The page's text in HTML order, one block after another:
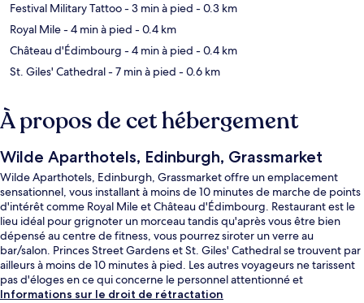
Festival Military Tattoo- 3 min à pied - 0.3 km
Royal Mile- 4 min à pied - 0.4 km
Château d'Édimbourg - 4 min à pied - 0.4 km
St. Giles' Cathedral- 7 min à pied - 0.6 km
À propos de cet hébergement
Wilde Aparthotels, Edinburgh, Grassmarket
Wilde Aparthotels, Edinburgh, Grassmarket offre un emplacement
sensationnel, vous installant à moins de 10 minutes de marche de points
d'intérêt comme Royal Mile et Château d'Édimbourg. Restaurant est le
lieu idéal pour grignoter un morceau tandis qu'après vous être bien
dépensé au centre de fitness, vous pourrez siroter un verre au
bar/salon. Princes Street Gardens et St. Giles' Cathedral se trouvent par
ailleurs à moins de 10 minutes à pied. Les autres voyageurs ne tarissent
pas d'éloges en ce qui concerne le personnel attentionné et
l'emplacement. Les transports publics sont tout proches. Arrêt de tram
Informations sur le droit de rétractation